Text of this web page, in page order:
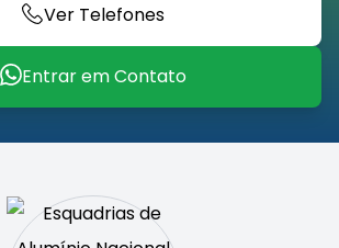
Ver Telefones
Entrar em Contato